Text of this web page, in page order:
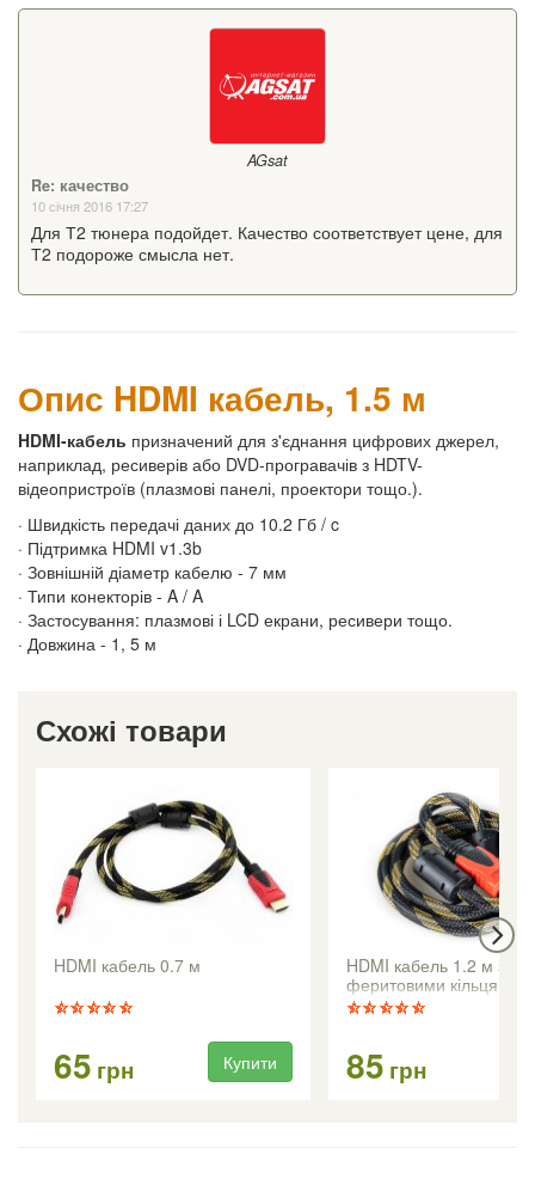
AGsat
Re: качество
10 січня 2016 17:27
Для Т2 тюнера подойдет. Качество соответствует цене, для
Т2 подороже смысла нет.
Опис HDMI кабель, 1.5 м
HDMI-кабель призначений для з'єднання цифрових джерел,
наприклад, ресиверів або DVD-програвачів з HDTV-
відеопристроїв (плазмові панелі, проектори тощо.).
· Швидкість передачі даних до 10.2 Гб / c
· Підтримка HDMI v1.3b
· Зовнішній діаметр кабелю - 7 мм
· Типи конекторів - A / A
· Застосування: плазмові і LCD екрани, ресивери тощо.
· Довжина - 1, 5 м
Схожі товари
HDMI кабель 0.7 м
65 грн Купити
HDMI кабель 1.2 м з
феритовими кільцями
85 грн